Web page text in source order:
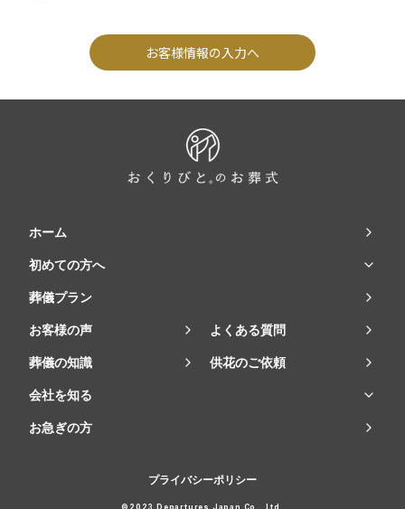
お客様情報の入力へ
ホーム
初めての方へ
葬儀プラン
お客様の声 よくある質問
葬儀の知識 供花のご依頼
会社を知る
お急ぎの方
プライバシーポリシー